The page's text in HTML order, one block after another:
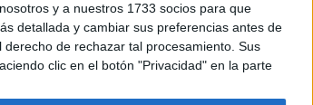
y a nuestros 1733 socios para que
detallada y cambiar sus preferencias antes de
de rechazar tal procesamiento. Sus
clic en el botón "Privacidad" en la parte